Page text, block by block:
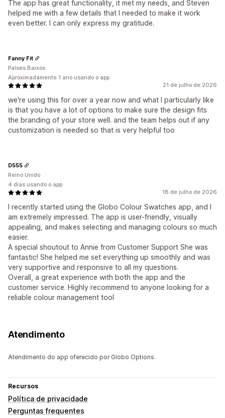
The app has great functionality, it met my needs, and Steven
helped me with a few details that I needed to make it work
even better. I can only express my gratitude.
21 de julho de 2026
we're using this for over a year now and what I particularly like
is that you have a lot of options to make sure the design fits
the branding of your store well. and the team helps out if any
customization is needed so that is very helpful too
Fanny Fit
Países Baixos
Aproximadamente 1 ano usando o app
18 de julho de 2026
I recently started using the Globo Colour Swatches app, and I
am extremely impressed. The app is user-friendly, visually
appealing, and makes selecting and managing colours so much
easier.
A special shoutout to Annie from Customer Support She was
fantastic! She helped me set everything up smoothly and was
very supportive and responsive to all my questions.
Overall, a great experience with both the app and the
customer service. Highly recommend to anyone looking for a
reliable colour management tool
D555
Reino Unido
4 dias usando o app
Atendimento
Atendimento do app oferecido por Globo Options.
Recursos
Política de privacidade
Perguntas frequentes